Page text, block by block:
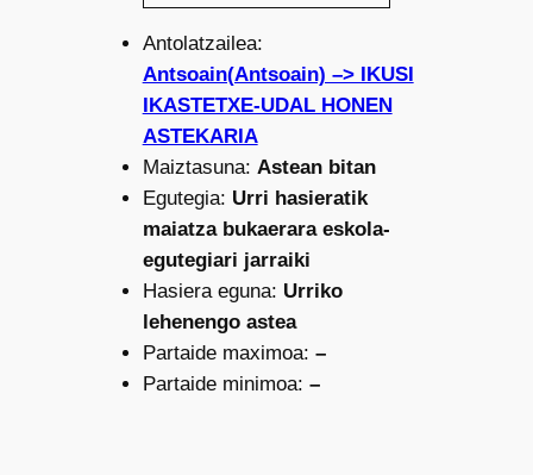
Antolatzailea:
Antsoain(Antsoain) –> IKUSI
IKASTETXE-UDAL HONEN
ASTEKARIA
Maiztasuna: Astean bitan
Egutegia: Urri hasieratik
maiatza bukaerara eskola-
egutegiari jarraiki
Hasiera eguna: Urriko
lehenengo astea
Partaide maximoa: –
Partaide minimoa: –